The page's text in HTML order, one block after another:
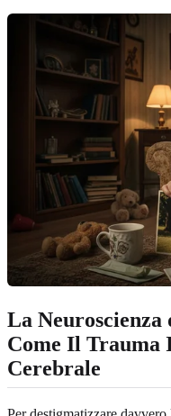
La Neuroscienza
Come Il Trauma
Cerebrale